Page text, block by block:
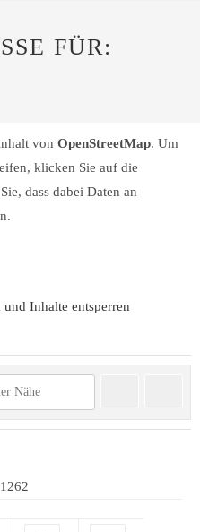
FÜR:
von OpenStreetMap. Um
klicken Sie auf die
dass dabei Daten an
Inhalte entsperren